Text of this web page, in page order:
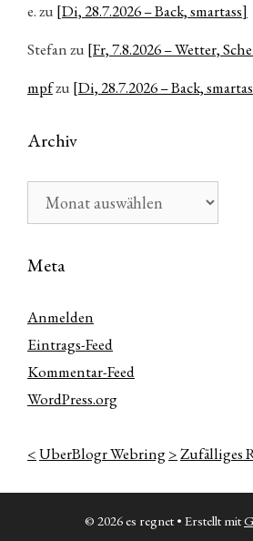
e.zu [Di, 28.7.2026 – Back, smartass]
Stefanzu [Fr, 7.8.2026 – Wetter,
mpfzu [Di, 28.7.2026 – Back,
Archiv
Meta
Anmelden
Eintrags-Feed
Kommentar-Feed
WordPress.org
<UberBlogr Webring>Zufälliges
© 2026 es regnet• Erstellt mit